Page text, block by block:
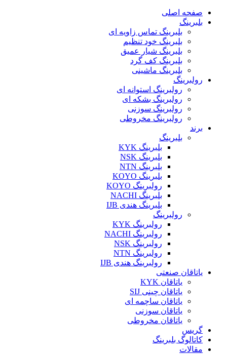
صفحه اصلی
بلبرینگ
بلبرینگ تماس زاویه ای
بلبرینگ خود تنظیم
بلبرینگ شیار عمیق
بلبرینگ کف گرد
بلبرینگ ماشینی
رولبرینگ
رولبرینگ استوانه ای
رولبرینگ بشکه ای
رولبرینگ سوزنی
رولبرینگ مخروطی
برند
بلبرینگ
بلبرینگ KYK
بلبرینگ NSK
بلبرینگ NTN
بلبرینگ KOYO
رولبرینگ KOYO
بلبرینگ NACHI
بلبرینگ هندی IJB
رولبرینگ
رولبرینگ KYK
رولبرینگ NACHI
رولبرینگ NSK
رولبرینگ NTN
رولبرینگ هندی IJB
یاتاقان صنعتی
یاتاقان KYK
یاتاقان چینی SIJ
یاتاقان ساچمه ای
یاتاقان سوزنی
یاتاقان مخروطی
گریس
کاتالوگ بلبرینگ
مقالات